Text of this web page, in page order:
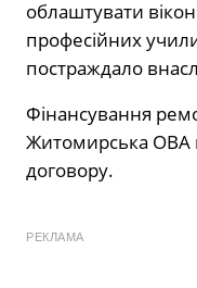
облаштувати
професійних
постраждало
Фінансування
Житомирська ОВА
договору.
РЕКЛАМА